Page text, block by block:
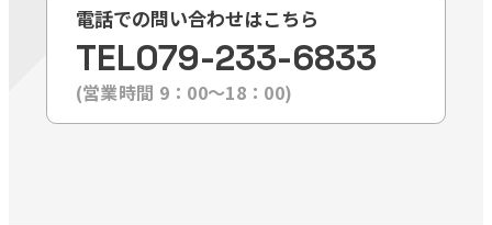
電話での問い合わせはこちら
TEL079-233-6833
(営業時間 9：00〜18：00)